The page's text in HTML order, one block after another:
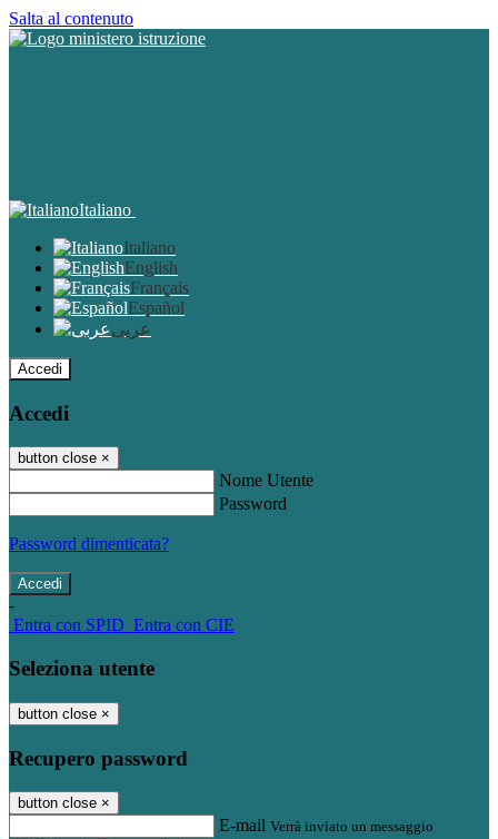
Salta al contenuto
Italiano
Italiano
English
Français
Español
عربى
Accedi
Accedi
button close ×
Nome Utente
Password
Password dimenticata?
-
Entra con SPID Entra con CIE
Seleziona utente
button close ×
Recupero password
button close ×
E-mail Verrà inviato un messaggio